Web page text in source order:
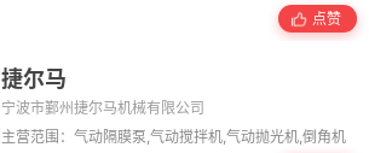
点赞
捷尔马
宁波市鄞州捷尔马机械有限公司
主营范围：气动隔膜泵,气动搅拌机,气动抛光机,倒角机